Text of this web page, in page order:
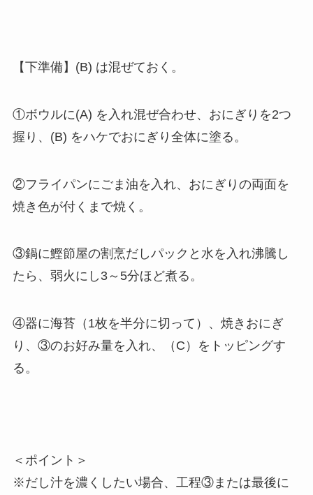
【下準備】(B) は混ぜておく。
①ボウルに(A) を入れ混ぜ合わせ、おにぎりを2つ
握り、(B) をハケでおにぎり全体に塗る。
②フライパンにごま油を入れ、おにぎりの両面を
焼き色が付くまで焼く。
③鍋に鰹節屋の割烹だしパックと水を入れ沸騰し
たら、弱火にし3～5分ほど煮る。
④器に海苔（1枚を半分に切って）、焼きおにぎ
り、③のお好み量を入れ、（C）をトッピングす
る。
＜ポイント＞
※だし汁を濃くしたい場合、工程③または最後に